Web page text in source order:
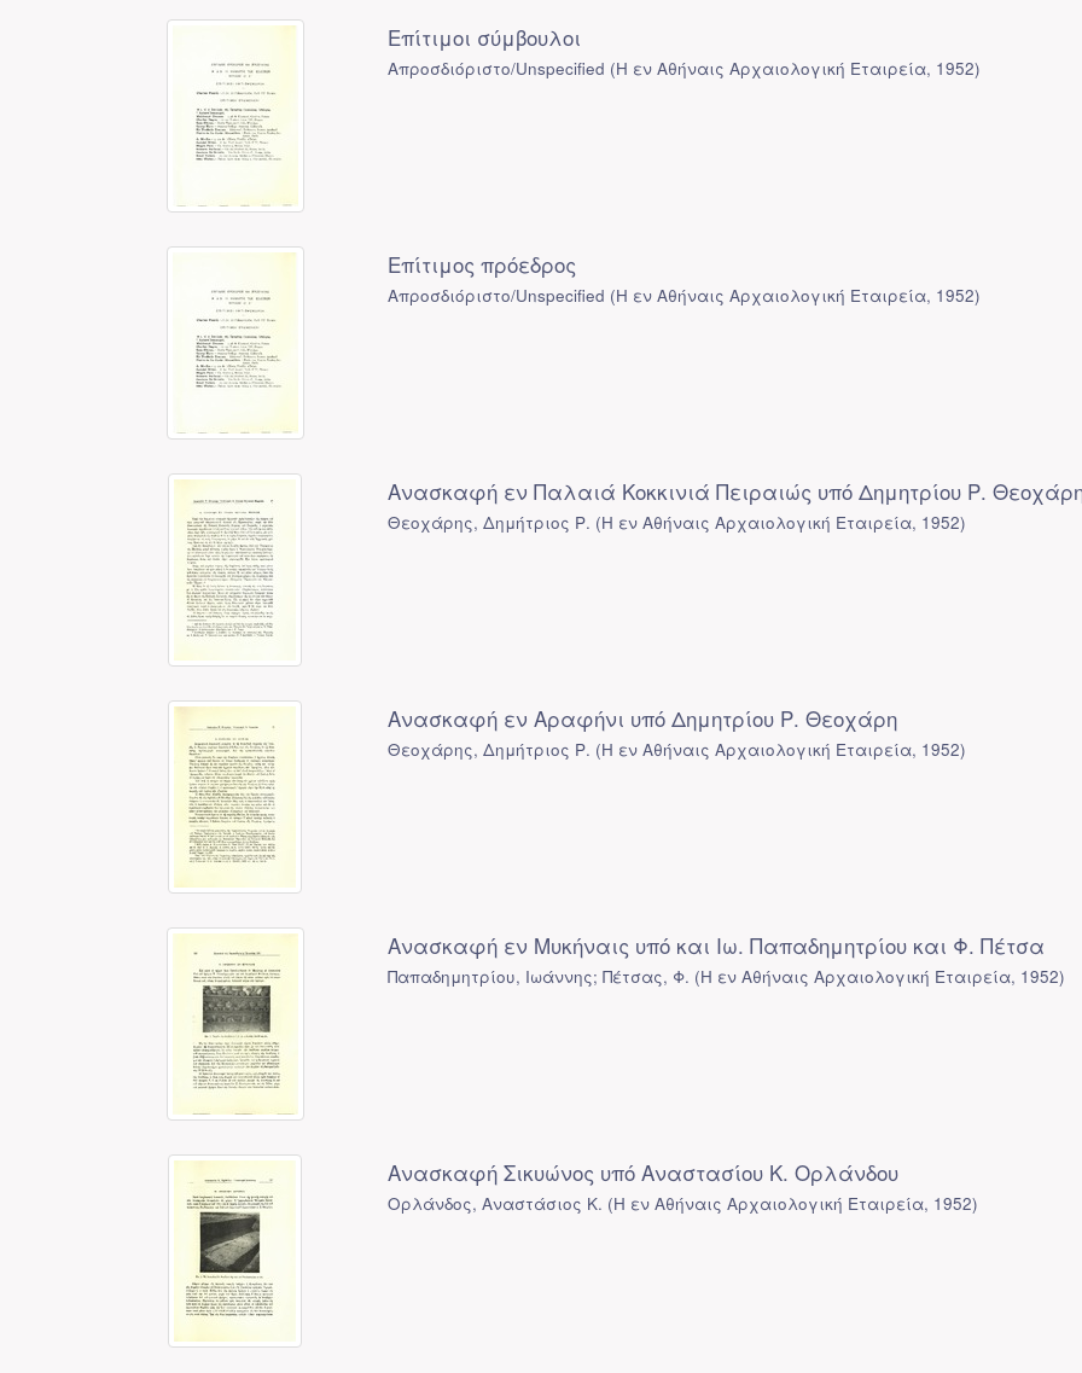
Επίτιμοι σύμβουλοι
Απροσδιόριστο/Unspecified (Η εν Αθήναις Αρχαιολογική Εταιρεία, 1952)
Επίτιμος πρόεδρος
Απροσδιόριστο/Unspecified (Η εν Αθήναις Αρχαιολογική Εταιρεία, 1952)
Ανασκαφή εν Παλαιά Κοκκινιά Πειραιώς υπό Δημητρίου Ρ.
Θεοχάρης, Δημήτριος Ρ. (Η εν Αθήναις Αρχαιολογική Εταιρεία, 1952)
Ανασκαφή εν Αραφήνι υπό Δημητρίου Ρ. Θεοχάρη
Θεοχάρης, Δημήτριος Ρ. (Η εν Αθήναις Αρχαιολογική Εταιρεία, 1952)
Ανασκαφή εν Μυκήναις υπό και Ιω. Παπαδημητρίου και Φ. Πέτσα
Παπαδημητρίου, Ιωάννης; Πέτσας, Φ. (Η εν Αθήναις Αρχαιολογική Εταιρεία, 1952)
Ανασκαφή Σικυώνος υπό Αναστασίου Κ. Ορλάνδου
Ορλάνδος, Αναστάσιος Κ. (Η εν Αθήναις Αρχαιολογική Εταιρεία, 1952)